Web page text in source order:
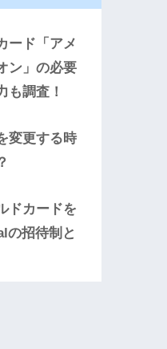
ード「アメ
ン」の必要
も調査！
変更する時
ドカードを
の招待制と